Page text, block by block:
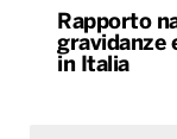
Rapporto
gravidanze
in Italia